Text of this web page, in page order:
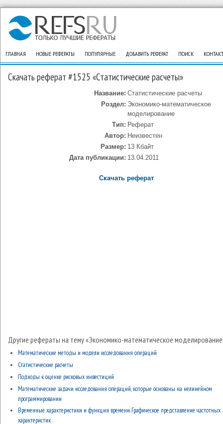
ГЛАВНАЯ НОВЫЕ РЕФЕРАТЫ ПОПУЛЯРНЫЕ ДОБАВИТЬ РЕФЕРАТ ПОИСК
Скачать реферат #1525 «Статистические расчеты»
Название: Статистические расчеты
Роздел: Экономико-математическое
моделирование
Тип: Реферат
Автор: Неизвестен
Размер: 13 Кбайт
Дата публикации: 13.04.2011
Скачать реферат
Другие рефераты на тему «Экономико-математическое
Математические методы и модели исследования операций
Статистические расчеты
Подходы к оценке рисковых инвестиций
Математические задачи исследования операций, которые основаны на нелинейном
программировании
Временные характеристики и функция времени. Графическое представление частотных
характеристик